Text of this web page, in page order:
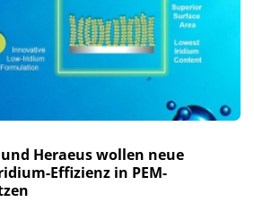
Heraeus wollen neue
Effizienz in PEM-